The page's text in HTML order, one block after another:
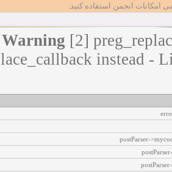
امکانات انجمن استفاده کنید.
Warning [2]
instead -
postParser-